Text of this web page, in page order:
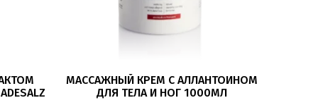
A
В КОРЗИНУ
МАССАЖНЫЙ КРЕМ С АЛЛАНТОИНОМ
ДЛЯ ТЕЛА И НОГ 1000МЛ